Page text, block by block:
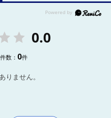
0.0
数：0件
りません。